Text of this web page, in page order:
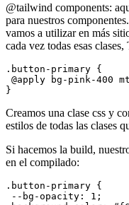
@tailwind components:
para nuestros
vamos a utilizar en más
cada vez todas esas
.button-primary {
@apply bg-pink-400
Creamos una clase css y
estilos de todas las clases
Si hacemos la build,
en el compilado:
.button-primary {
--bg-opacity: 1;